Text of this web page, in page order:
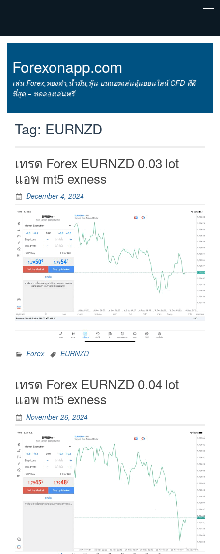
Forexonapp.com
เล่น Forex,ทองคำ,น้ำมัน,หุ้น บนแอพเล่นหุ้นออนไลน์ CFD ที่ดี
ที่สุด – ทดลองเล่นฟรี
Tag: EURNZD
เทรด Forex EURNZD 0.03 lot
แอพ mt5 exness
December 4, 2024
Forex EURNZD
เทรด Forex EURNZD 0.04 lot
แอพ mt5 exness
November 26, 2024